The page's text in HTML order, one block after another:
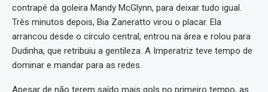
contrapé da goleira Mandy McGlynn, para deixar tudo igual.
Três minutos depois, Bia Zaneratto virou o placar. Ela
arrancou desde o círculo central, entrou na área e rolou para
Dudinha, que retribuiu a gentileza. A Imperatriz teve tempo de
dominar e mandar para as redes.
Apesar de não terem saído mais gols no primeiro tempo, as